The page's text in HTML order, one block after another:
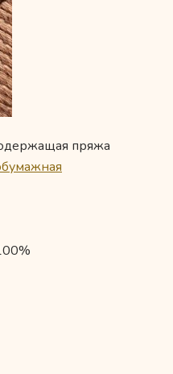
пряжа